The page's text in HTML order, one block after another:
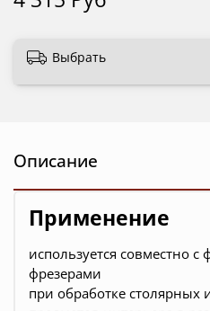
Выбрать
Описание
Применение
используется совместно
фрезерами
при обработке столярных